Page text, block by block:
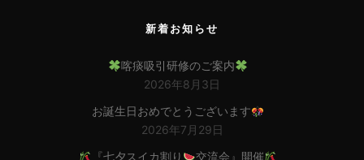
新着お知らせ
喀痰吸引研修のご案内
2026年8月3日
お誕生日おめでとうございます
2026年7月29日
『七夕スイカ割り
交流会』開催